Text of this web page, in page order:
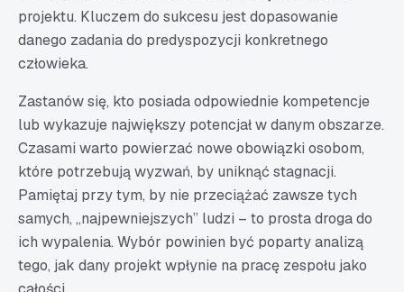
projektu. Kluczem do sukcesu jest dopasowanie
danego zadania do predyspozycji konkretnego
człowieka.
Zastanów się, kto posiada odpowiednie kompetencje
lub wykazuje największy potencjał w danym obszarze.
Czasami warto powierzać nowe obowiązki osobom,
które potrzebują wyzwań, by uniknąć stagnacji.
Pamiętaj przy tym, by nie przeciążać zawsze tych
samych, „najpewniejszych” ludzi – to prosta droga do
ich wypalenia. Wybór powinien być poparty analizą
tego, jak dany projekt wpłynie na pracę zespołu jako